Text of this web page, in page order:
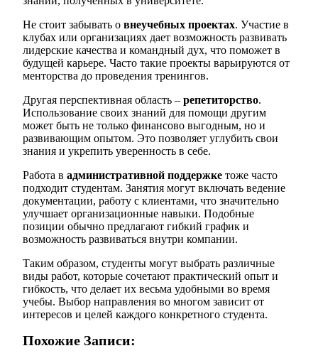
Не стоит забывать о внеучебных проектах. Участие в
клубах или организациях дает возможность развивать
лидерские качества и командный дух, что поможет в
будущей карьере. Часто такие проекты варьируются от
менторства до проведения тренингов.
Другая перспективная область – репетиторство.
Использование своих знаний для помощи другим
может быть не только финансово выгодным, но и
развивающим опытом. Это позволяет углубить свои
знания и укрепить уверенность в себе.
Работа в административной поддержке тоже часто
подходит студентам. Занятия могут включать ведение
документации, работу с клиентами, что значительно
улучшает организационные навыки. Подобные
позиции обычно предлагают гибкий график и
возможность развиваться внутри компании.
Таким образом, студенты могут выбрать различные
виды работ, которые сочетают практический опыт и
гибкость, что делает их весьма удобными во время
учебы. Выбор направления во многом зависит от
интересов и целей каждого конкретного студента.
Похожие Записи: